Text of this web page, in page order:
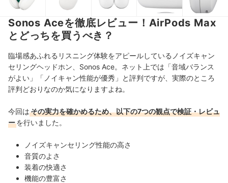
Sonos Aceを徹底レビュー！AirPods Max
とどっちを買うべき？
臨場感あふれるリスニング体験をアピールしているノイズキャン
セリングヘッドホン、Sonos Ace。ネット上では「音域バランス
がよい 」「 ノイキャン性能が優秀 」と評判ですが、 実際のところ
評判どおりなのか気になりますよね。
今回はその実力を確かめるため、以下の7つの観点で検証・レビュ
ーを行いました。
ノイズキャンセリング性能の高さ
音質のよさ
装着の快適さ
機能の豊富さ